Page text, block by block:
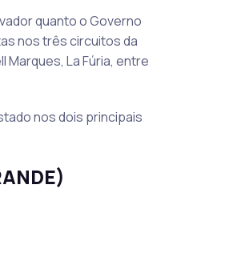
quanto o Governo
nos três circuitos da
La Fúria, entre
nos dois principais